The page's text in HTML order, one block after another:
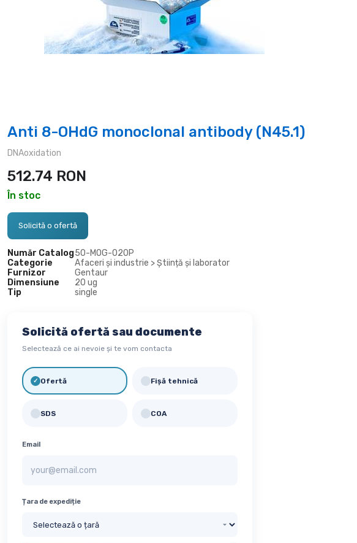
Anti 8-OHdG monoclonal antibody (N45.1)
DNAoxidation
512.74 RON
În stoc
Solicită o ofertă
Număr Catalog50-MOG-020P
Categorie
Afaceri și industrie > Știință și laborator
Furnizor
Gentaur
Dimensiune
20 ug
Tip
single
Solicită ofertă sau documente
Selectează ce ai nevoie și te vom contacta
✓ Ofertă Fișă tehnică
SDS COA
Email
Țara de expediție